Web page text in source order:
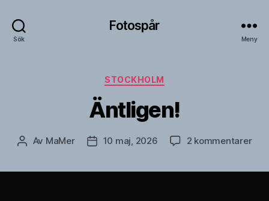
Sök
Fotospår
Meny
Kategorier
STOCKHOLM
Äntligen!
Inläggsförfattare
Av MaMer Inläggsdatum
10 maj, 2026 2 kommentarertill